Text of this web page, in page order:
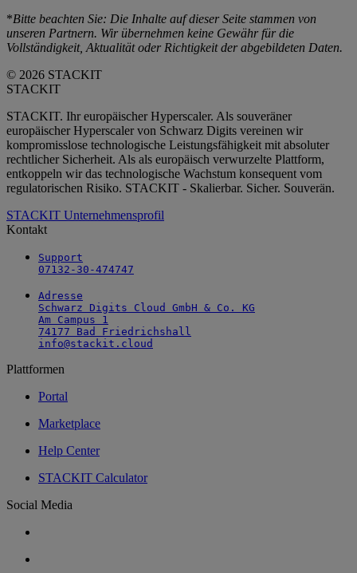
*Bitte beachten Sie: Die Inhalte auf dieser Seite stammen von
unseren Partnern. Wir übernehmen keine Gewähr für die
Vollständigkeit, Aktualität oder Richtigkeit der abgebildeten Daten.
© 2026 STACKIT
STACKIT
STACKIT. Ihr europäischer Hyperscaler. Als souveräner
europäischer Hyperscaler von Schwarz Digits vereinen wir
kompromisslose technologische Leistungsfähigkeit mit absoluter
rechtlicher Sicherheit. Als als europäisch verwurzelte Plattform,
entkoppeln wir das technologische Wachstum konsequent vom
regulatorischen Risiko. STACKIT - Skalierbar. Sicher. Souverän.
STACKIT Unternehmensprofil
Kontakt
Support
07132-30-474747
Adresse
Schwarz Digits Cloud GmbH & Co. KG
Am Campus 1
74177 Bad Friedrichshall
info@stackit.cloud
Plattformen
Portal
Marketplace
Help Center
STACKIT Calculator
Social Media